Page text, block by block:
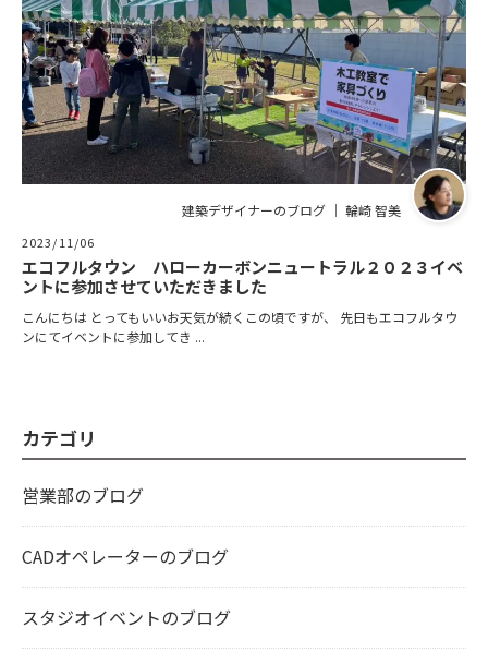
建築デザイナーのブログ ｜ 輪崎 智美
2023/11/06
エコフルタウン ハローカーボンニュートラル２０２３イベ
ントに参加させていただきました
こんにちは とってもいいお天気が続くこの頃ですが、 先日もエコフルタウ
ンにてイベントに参加してき ...
カテゴリ
営業部のブログ
CADオペレーターのブログ
スタジオイベントのブログ